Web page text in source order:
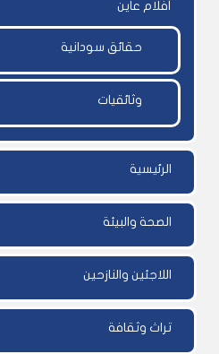
أفلام عاين
حقائق سودانية
وثائقيات
الرئيسية
الصحة والبيئة
اللاجئين والنازحين
تراث وثقافة